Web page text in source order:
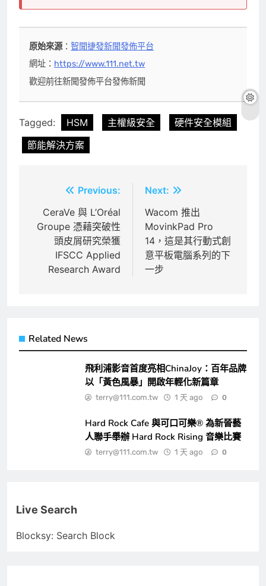
原始來源：智聞捷發新聞發佈平台
網址： https://www.111.net.tw
歡迎前往新聞發佈平台發佈新聞
Tagged: HSM 主權級安全
硬件安全模組
節能解決方案
章
導
Previous:
CeraVe 與 L’Oréal
Groupe 憑藉突破性
頭皮屑研究榮獲
IFSCC Applied
Research Award
Next:
Wacom 推出
MovinkPad Pro
14，這是其行動式創
意平板電腦系列的下
一步
Related News
飛利浦影音首度亮相ChinaJoy：百年品牌
以「黃色風暴」開啟年輕化新篇章
terry@111.com.tw 1 天 ago 0
Hard Rock Cafe 與可口可樂® 為新晉藝
人聯手舉辦 Hard Rock Rising 音樂比賽
terry@111.com.tw 1 天 ago 0
Live Search
Blocksy: Search Block